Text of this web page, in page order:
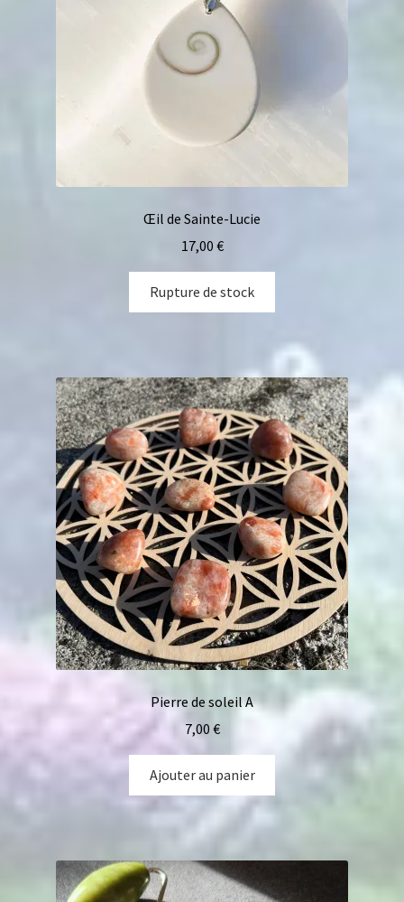
Œil de Sainte-Lucie
17,00 €
Rupture de stock
Pierre de soleil A
7,00 €
Ajouter au panier